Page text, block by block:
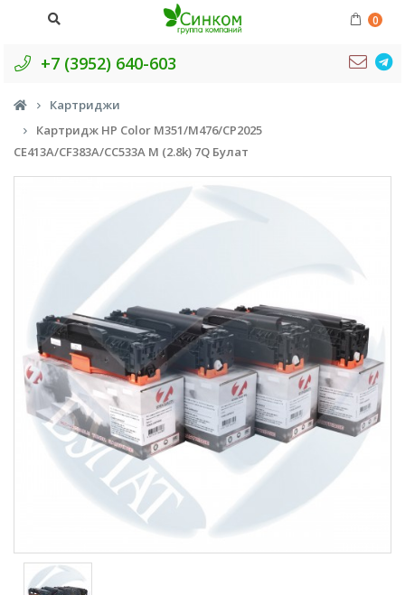
0
+7 (3952) 640-603
Картриджи
Картридж HP Color M351/M476/CP2025
CE413A/CF383A/CC533A M (2.8k) 7Q Булат